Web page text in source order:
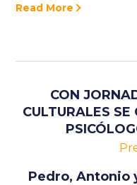
Read More
CON
CULTURALES
Pedro, Antonio